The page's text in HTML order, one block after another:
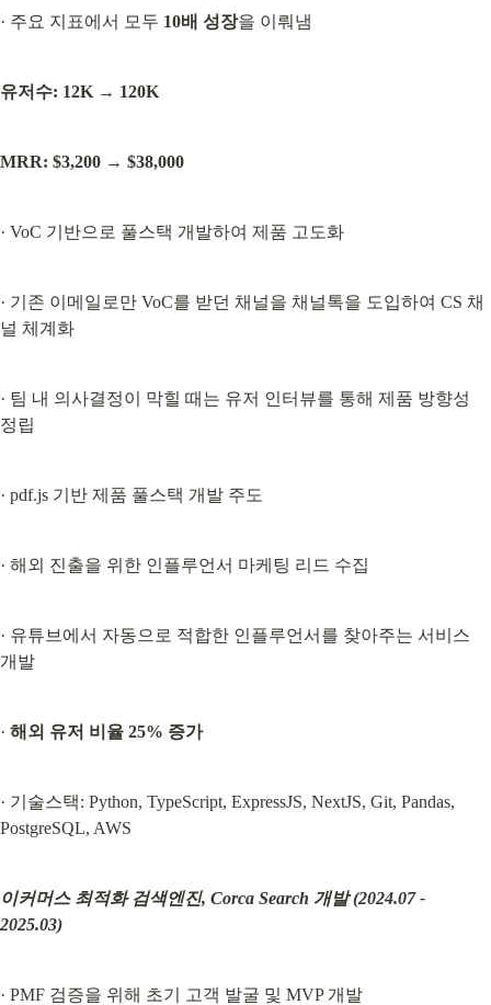
· 주요 지표에서 모두 10배 성장을 이뤄냄
유저수: 12K → 120K
MRR: $3,200 → $38,000
· VoC 기반으로 풀스택 개발하여 제품 고도화
· 기존 이메일로만 VoC를 받던 채널을 채널톡을 도입하여 CS 채
널 체계화
· 팀 내 의사결정이 막힐 때는 유저 인터뷰를 통해 제품 방향성
정립
· pdf.js 기반 제품 풀스택 개발 주도
· 해외 진출을 위한 인플루언서 마케팅 리드 수집
· 유튜브에서 자동으로 적합한 인플루언서를 찾아주는 서비스
개발
· 해외 유저 비율 25% 증가
· 기술스택: Python, TypeScript, ExpressJS, NextJS, Git, Pandas,
PostgreSQL, AWS
이커머스 최적화 검색엔진, Corca Search 개발 (2024.07 -
2025.03)
· PMF 검증을 위해 초기 고객 발굴 및 MVP 개발